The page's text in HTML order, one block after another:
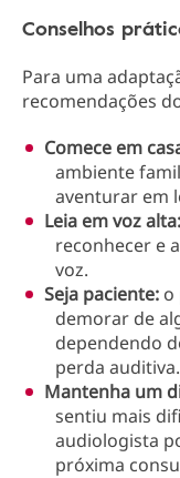
Conselhos
Para uma
recomendações
Comece em
ambiente
aventurar em
Leia em voz alta:
reconhecer e
voz.
Seja paciente: o
demorar de
dependendo
perda auditiva.
Mantenha um
sentiu mais
audiologista
próxima